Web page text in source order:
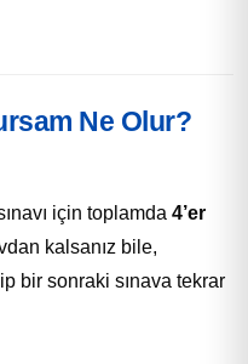
Ne Olur?
için toplamda 4’er
kalsanız bile,
bir sonraki sınava tekrar